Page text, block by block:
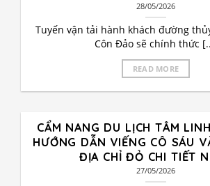
28/05/2026
Tuyến vận tải hành khách đường
Côn Đảo sẽ chính thức
READ MORE
CẨM NANG DU LỊCH TÂM
HƯỚNG DẪN VIẾNG CÔ SÁU
ĐỊA CHỈ ĐỎ CHI TIẾT
27/05/2026